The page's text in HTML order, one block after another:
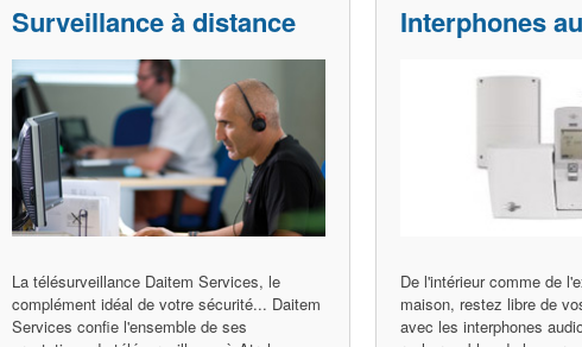
Surveillance à distance
La télésurveillance Daitem Services, le
complément idéal de votre sécurité... Daitem
Services confie l'ensemble de ses
Interphones
De l'intérieur comme de
maison, restez libre de
avec les interphones